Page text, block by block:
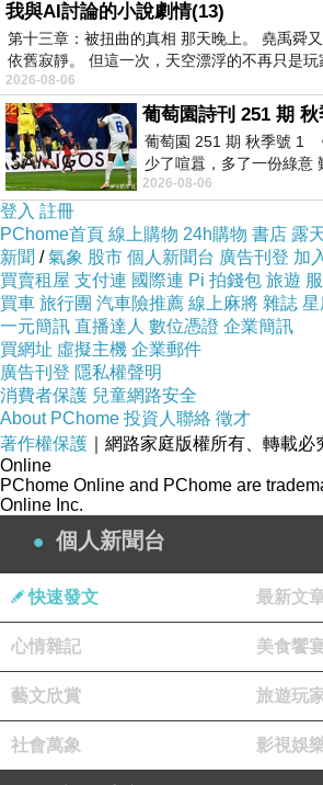
飯店規模比較小一點
櫃台只有一個人值班
很有歷史的房卡XD
我與AI討論的小說劇情(13)
第十三章：被扭曲的真相 那天晚上。 堯禹舜
依舊寂靜。 但這一次，天空漂浮的不再只是玩
2026-08-06
葡萄園詩刊 251 期 秋
葡萄園 251 期 秋季號 1
少了喧囂，多了一份綠意
一
2026-08-06
登入 註冊
PChome首頁 線上購物 24h購物 書店 露
新聞 /氣象 股市 個人新聞台 廣告刊登 加
買賣租屋 支付連 國際連 Pi 拍錢包 旅遊
買車 旅行團 汽車險推薦 線上麻將 雜誌 星
一元簡訊 直播達人 數位憑證 企業簡訊
買網址 虛擬主機 企業郵件
廣告刊登 隱私權聲明
消費者保護 兒童網路安全
About PChome 投資人聯絡 徵才
著作權保護 ｜網路家庭版權所有、轉載必
Online
PChome Online and PChome are
Online Inc.
個人新聞台
快速發文 最新文
心情雜記 美食饗
藝文欣賞 旅遊玩
社會萬象 影視娛